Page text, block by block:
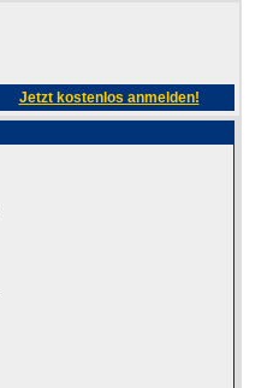
Jetzt kostenlos anmelden!